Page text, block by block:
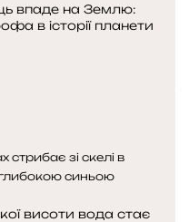
впаде на Землю:
в історії планети
висоти вода стає